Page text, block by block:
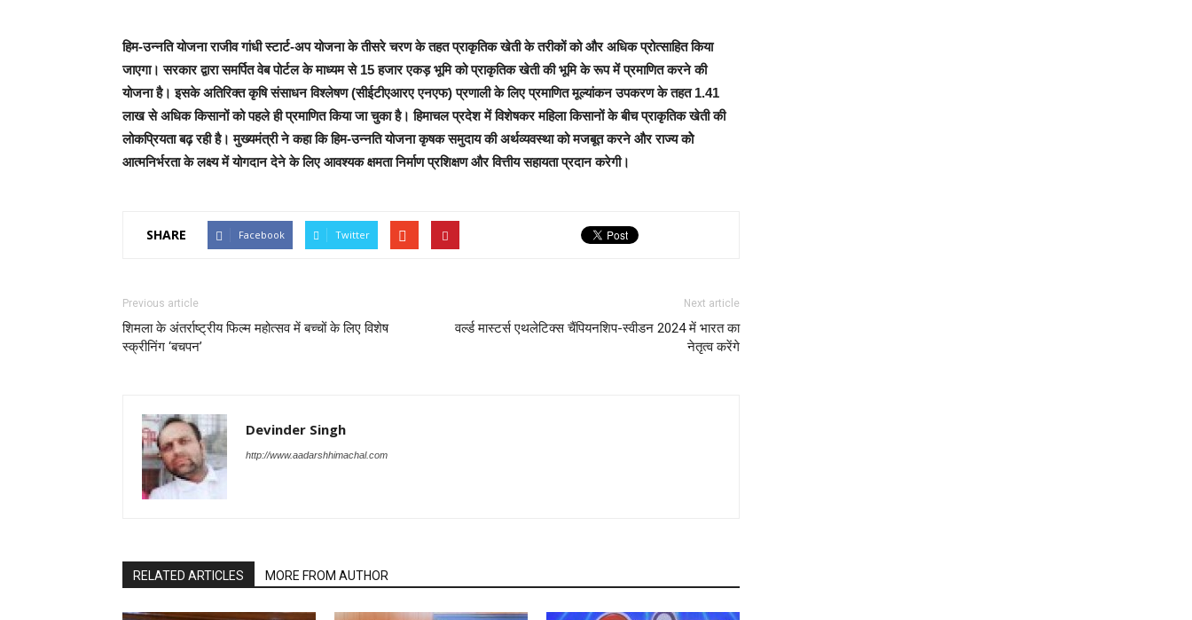
हिम-उन्नति योजना राजीव गांधी स्टार्ट-अप योजना के तीसरे चरण के तहत प्राकृतिक खेती के तरीकों को और अधिक प्रोत्साहित किया
जाएगा। सरकार द्वारा समर्पित वेब पोर्टल के माध्यम से 15 हजार एकड़ भूमि को प्राकृतिक खेती की भूमि के रूप में प्रमाणित करने की
योजना है। इसके अतिरिक्त कृषि संसाधन विश्लेषण (सीईटीएआरए एनएफ) प्रणाली के लिए प्रमाणित मूल्यांकन उपकरण के तहत 1.41
लाख से अधिक किसानों को पहले ही प्रमाणित किया जा चुका है। हिमाचल प्रदेश में विशेषकर महिला किसानों के बीच प्राकृतिक खेती की
लोकप्रियता बढ़ रही है। मुख्यमंत्री ने कहा कि हिम-उन्नति योजना कृषक समुदाय की अर्थव्यवस्था को मजबूत करने और राज्य कोे
आत्मनिर्भरता के लक्ष्य में योगदान देने के लिए आवश्यक क्षमता निर्माण प्रशिक्षण और वित्तीय सहायता प्रदान करेगी।
SHARE Facebook Twitter
Previous article
शिमला के अंतर्राष्ट्रीय फिल्म महोत्सव में बच्चों के लिए विशेष
स्क्रीनिंग ‘बचपन’
Next article
वर्ल्ड मास्टर्स एथलेटिक्स चैंपियनशिप-स्वीडन 2024 में भारत का
नेतृत्व करेंगे
Devinder Singh
http://www.aadarshhimachal.com
RELATED ARTICLES MORE FROM AUTHOR